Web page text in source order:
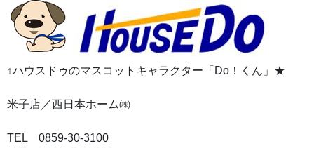
↑ハウスドゥのマスコットキャラクター「Do！くん」★
米子店／西日本ホーム㈱
TEL 0859-30-3100